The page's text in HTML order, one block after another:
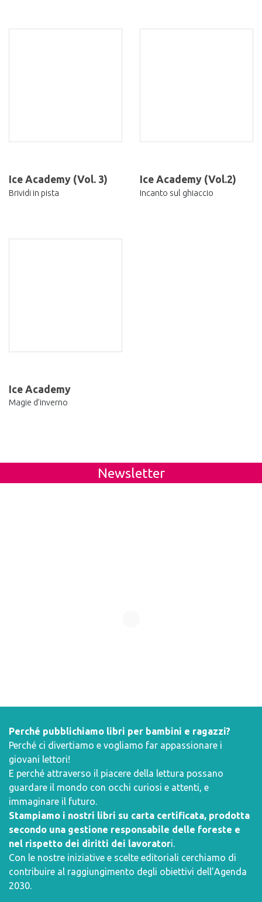
Ice Academy (Vol. 3)
Brividi in pista
Ice Academy (Vol.2)
Incanto sul ghiaccio
Ice Academy
Magie d’inverno
Newsletter
Perché pubblichiamo libri per bambini e ragazzi?
Perché ci divertiamo e vogliamo far appassionare i
giovani lettori!
E perché attraverso il piacere della lettura possano
guardare il mondo con occhi curiosi e attenti, e
immaginare il futuro.
Stampiamo i nostri libri su carta certificata, prodotta
secondo una gestione responsabile delle foreste e
nel rispetto dei diritti dei lavoratori.
Con le nostre iniziative e scelte editoriali cerchiamo di
contribuire al raggiungimento degli obiettivi dell’Agenda
2030.